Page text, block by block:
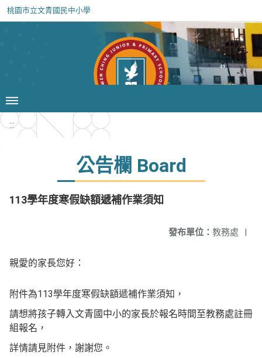
桃園市立文青國民中小學
:::
公告欄 Board
113學年度寒假缺額遞補作業須知
發布單位： 教務處 |
親愛的家長您好：
附件為113學年度寒假缺額遞補作業須知，
請想將孩子轉入文青國中小的家長於報名時間至教務處註冊
組報名，
詳情請見附件，謝謝您。